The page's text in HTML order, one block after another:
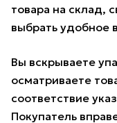
товара на склад,
выбрать удобное
Вы вскрываете
осматриваете
соответствие
Покупатель